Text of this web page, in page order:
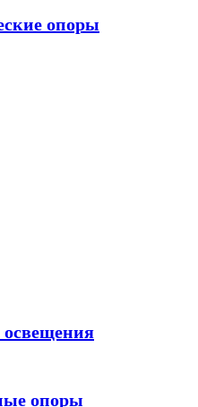
опоры
опоры